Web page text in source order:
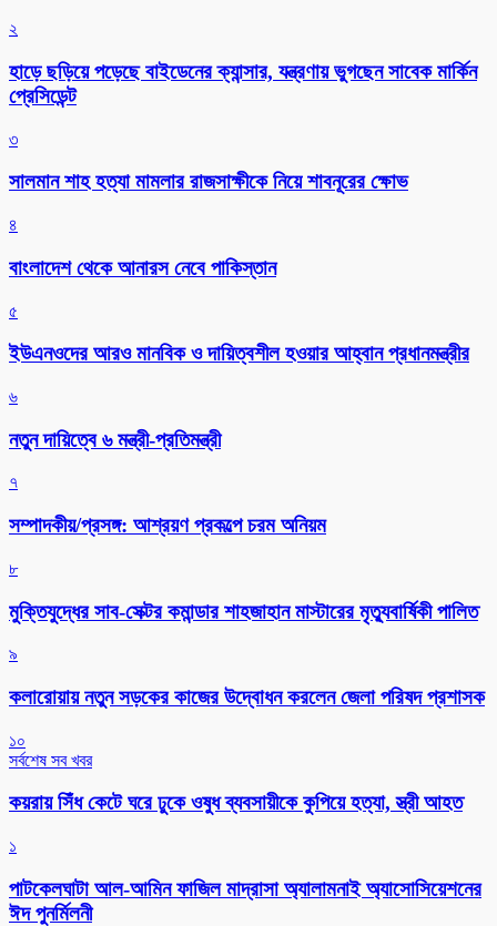
২
হাড়ে ছড়িয়ে পড়েছে বাইডেনের ক্যান্সার, যন্ত্রণায় ভুগছেন সাবেক মার্কিন
প্রেসিডেন্ট
৩
সালমান শাহ হত্যা মামলার রাজসাক্ষীকে নিয়ে শাবনূরের ক্ষোভ
৪
বাংলাদেশ থেকে আনারস নেবে পাকিস্তান
৫
ইউএনওদের আরও মানবিক ও দায়িত্বশীল হওয়ার আহ্বান প্রধানমন্ত্রীর
৬
নতুন দায়িত্বে ৬ মন্ত্রী-প্রতিমন্ত্রী
৭
সম্পাদকীয়/প্রসঙ্গ: আশ্রয়ণ প্রকল্পে চরম অনিয়ম
৮
মুক্তিযুদ্ধের সাব-সেক্টর কমান্ডার শাহজাহান মাস্টারের মৃত্যুবার্ষিকী পালিত
৯
কলারোয়ায় নতুন সড়কের কাজের উদ্বোধন করলেন জেলা পরিষদ প্রশাসক
১০
সর্বশেষ সব খবর
কয়রায় সিঁধ কেটে ঘরে ঢুকে ওষুধ ব্যবসায়ীকে কুপিয়ে হত্যা, স্ত্রী আহত
১
পাটকেলঘাটা আল-আমিন ফাজিল মাদ্রাসা অ্যালামনাই অ্যাসোসিয়েশনের
ঈদ পুনর্মিলনী